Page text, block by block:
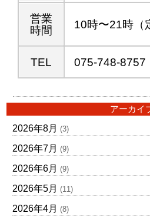
営業
時間
10時〜21時（
TEL 075-748-8757
アーカイ
2026年8月 (3)
2026年7月 (9)
2026年6月 (9)
2026年5月 (11)
2026年4月 (8)